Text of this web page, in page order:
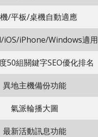
/平板/桌機自動適應
iOS/iPhone/Windows適用
50組關鍵字SEO優化排名
異地主機備份功能
氣派輪播大圖
最新活動訊息功能